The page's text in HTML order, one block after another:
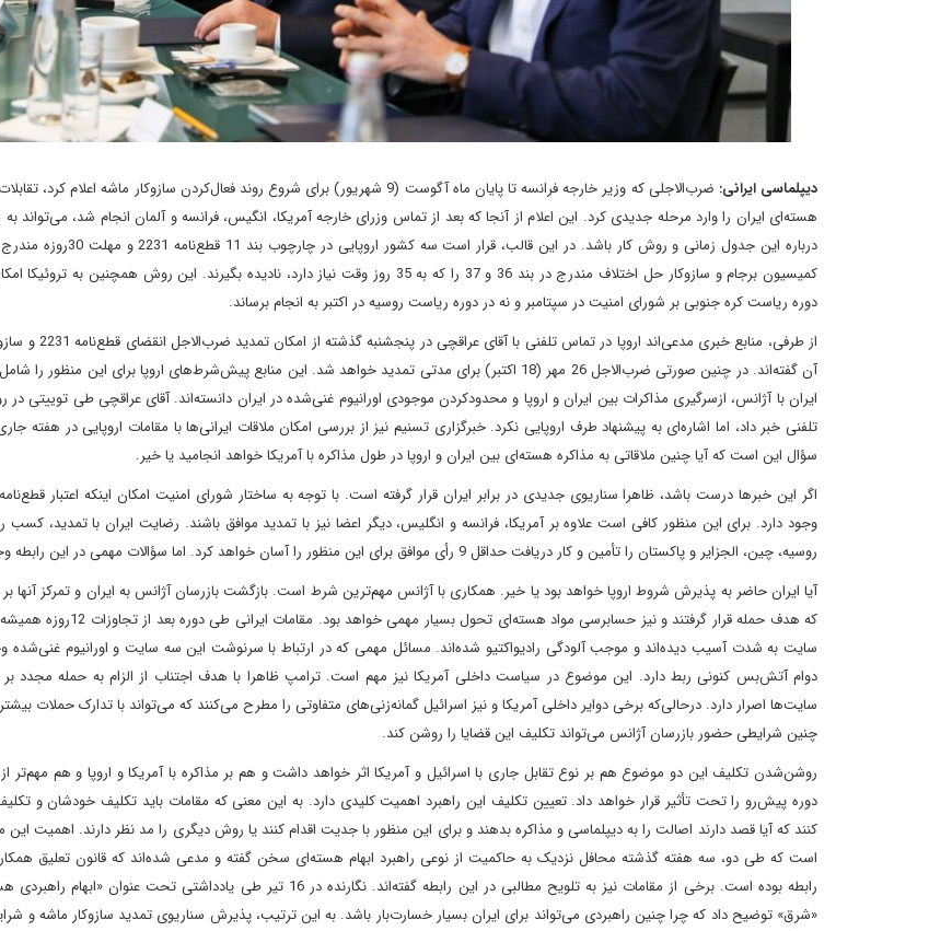
دیپلماسی ایرانی:
ضرب‌الاجلی که وزیر خارجه فرانسه تا پایان ماه آگوست (9 شهریور) برای شروع روند فعال‌کردن سازوکار ماشه اعلام
هسته‌ای ایران را وارد مرحله جدیدی کرد. این اعلام از آنجا که بعد از تماس وزرای خارجه آمریکا، انگیس، فرانسه و آلمان انجام شد، می‌تواند
درباره این جدول زمانی و روش کار باشد. در این قالب،
کمیسیون برجام و سازوکار حل اختلاف مندرج در بند 36 و 37 را که به 35 روز وقت نیاز دارد، نادیده بگیرند. این روش
دوره ریاست کره جنوبی بر شورای امنیت در سپتامبر و نه در دوره ریاست روسیه در اکتبر به انجام برساند.
از طرفی، منابع خبری مدعی‌اند
آن گفته‌اند. در چنین صورتی ضرب‌الاجل 26 مهر (18 اکتبر) برای مدتی تمدید خواهد شد. این منابع پیش‌شرط‌های اروپا برای این
ایران با آژانس، ازسرگیری مذاکرات بین ایران و اروپا و محدودکردن موجودی اورانیوم غنی‌شده در ایران دانسته‌اند. آقای عراقچی طی توییتی در
تلفنی خبر داد، اما اشاره‌ای به پیشنهاد طرف اروپایی نکرد. خبرگزاری تسنیم نیز از بررسی امکان ملاقات ایرانی‌ها با مقامات اروپایی در
سؤال این است که آیا چنین ملاقاتی به مذاکره هسته‌ای بین ایران و اروپا در طول مذاکره با آمریکا خواهد انجامید یا خیر.
وجود دارد. برای این منظور کافی است علاوه بر آمریکا، فرانسه و انگلیس، دیگر اعضا نیز با تمدید موافق باشند. رضایت ایران با تمدید،
روسیه، چین، الجزایر و پاکستان را تأمین و کار دریافت حداقل 9 رأی موافق برای این منظور را آسان خواهد کرد. اما سؤالات مهمی در این رابطه وجود دارد:
آیا ایران حاضر به پذیرش شروط اروپا خواهد بود یا خیر. همکاری با آژانس مهم‌ترین شرط است. بازگشت بازرسان آژانس به ایران و تمرکز
که هدف حمله قرار گرفتند و نیز حسابرسی مواد هسته‌ای
سایت به شدت آسیب دیده‌اند و موجب آلودگی رادیواکتیو شده‌اند. مسائل مهمی که در ارتباط با سرنوشت این سه سایت و اورانیوم غنی‌شده
دوام آتش‌بس کنونی ربط دارد. این موضوع در سیاست داخلی آمریکا نیز مهم است. ترامپ ظاهرا با هدف اجتناب از الزام به حمله مجدد بر
سایت‌ها اصرار دارد. در‌حالی‌که برخی دوایر داخلی آمریکا و نیز اسرائیل گمانه‌زنی‌های متفاوتی را مطرح می‌کنند که می‌تواند با تدارک حملات
چنین شرایطی حضور بازرسان آژانس می‌تواند تکلیف این قضایا را روشن کند.
روشن‌شدن تکلیف این دو موضوع هم بر نوع تقابل جاری با اسرائیل و آمریکا اثر خواهد داشت و هم بر مذاکره با آمریکا و اروپا و هم مهم‌تر از
دوره پیش‌رو را تحت تأثیر قرار خواهد داد. تعیین تکلیف این راهبرد اهمیت کلیدی دارد. به این معنی که مقامات باید تکلیف خودشان و
کنند که آیا قصد دارند اصالت را به دیپلماسی و مذاکره بدهند و برای این منظور با جدیت اقدام کنند یا روش دیگری را مد نظر دارند. اهمیت
است که طی دو، سه هفته گذشته محافل نزدیک به حاکمیت از نوعی راهبرد ابهام هسته‌ای سخن گفته و مدعی شده‌اند که قانون تعلیق
رابطه بوده‌ است. برخی از مقامات نیز به تلویح مطالبی در این رابطه گفته‌اند. نگارنده در 16 تیر طی یادداشتی
«شرق» توضیح داد که چرا چنین راهبردی می‌‌تواند برای ایران بسیار خسارت‌بار باشد. به این ترتیب، پذیرش سناریوی تمدید سازوکار ماشه و